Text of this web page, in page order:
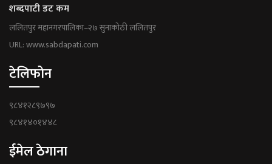
शब्दपाटी डट कम
ललितपुर महानगरपालिका–२७ सुनाकोठी ललितपुर
URL: www.sabdapati.com
टेलिफोन
९८४१२८९७९७
९८४१४०१४४८
ईमेल ठेगाना